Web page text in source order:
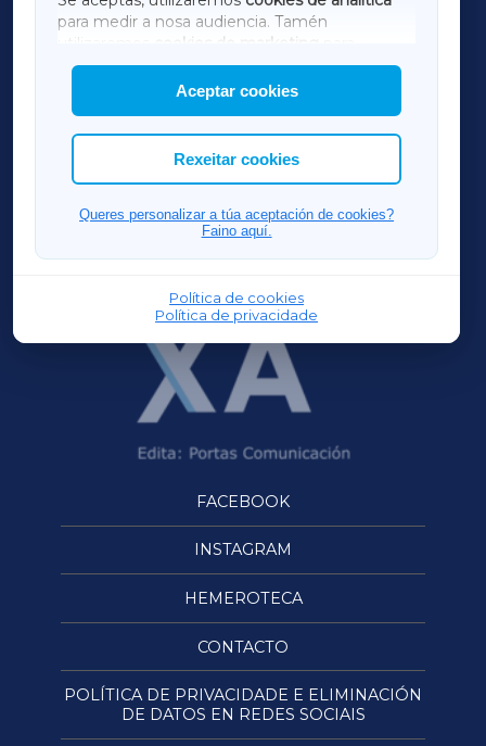
para medir a nosa audiencia. Tamén
utilizaremos
cookies de marketing
mostrar publicidade de terceiros.
Así mesmo, podes personalizar a elección das
cookies que desexas permitir.
Aceptar cookies
Rexeitar cookies
Queres personalizar a túa aceptación de cookies?
Faino aquí.
Política de cookies
Política de privacidade
AMARIÑAXA
RIBEIRASACRAXA
ACORUÑAXA
FERROLXA
OURENSEXA
FACEBOOK
INSTAGRAM
HEMEROTECA
CONTACTO
POLÍTICA DE PRIVACIDADE E ELIMINACIÓN
DE DATOS EN REDES SOCIAIS